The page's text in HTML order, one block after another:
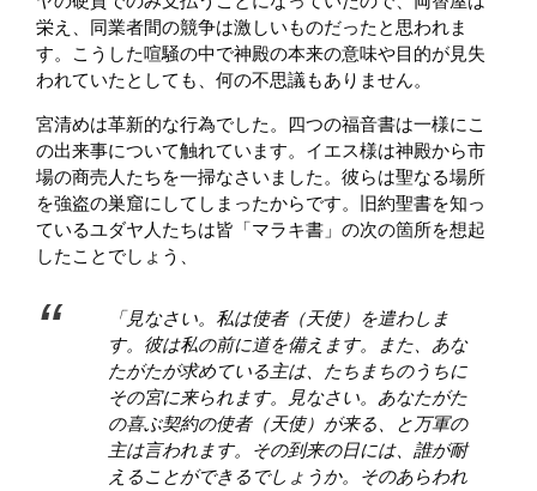
栄え、同業者間の競争は激しいものだったと思われま
す。こうした喧騒の中で神殿の本来の意味や目的が見失
われていたとしても、何の不思議もありません。
宮清めは革新的な行為でした。四つの福音書は一様にこ
の出来事について触れています。イエス様は神殿から市
場の商売人たちを一掃なさいました。彼らは聖なる場所
を強盗の巣窟にしてしまったからです。旧約聖書を知っ
ているユダヤ人たちは皆「マラキ書」の次の箇所を想起
したことでしょう、
「見なさい。私は使者（天使）を遣わしま
す。彼は私の前に道を備えます。また、あな
たがたが求めている主は、たちまちのうちに
その宮に来られます。見なさい。あなたがた
の喜ぶ契約の使者（天使）が来る、と万軍の
主は言われます。その到来の日には、誰が耐
えることができるでしょうか。そのあらわれ